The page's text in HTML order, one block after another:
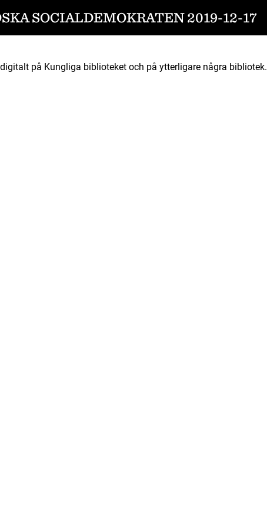
SOCIALDEMOKRATEN 2019-12-17
på Kungliga biblioteket och på ytterligare några bibliotek.